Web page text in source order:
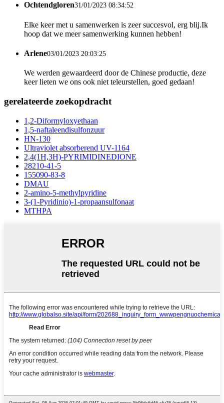
Ochtendgloren31/01/2023 08:34:52
Elke keer met u samenwerken is zeer succesvol, erg blij.Ik
hoop dat we meer samenwerking kunnen hebben!
Arlene03/01/2023 20:03:25
We werden gewaardeerd door de Chinese productie, deze
keer lieten we ons ook niet teleurstellen, goed gedaan!
gerelateerde zoekopdracht
1,2-Diformyloxyethaan
1,5-naftaleendisulfonzuur
HN-130
Ultraviolet absorberend UV-1164
2,4(1H,3H)-PYRIMIDINEDIONE
28210-41-5
155090-83-8
DMAU
2-amino-5-methylpyridine
3-(1-Pyridinio)-1-propaansulfonaat
MTHPA